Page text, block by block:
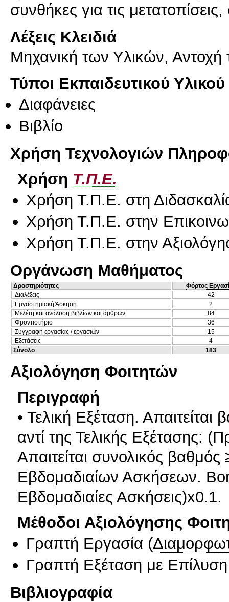
συνθήκες για τις
Λέξεις Κλειδιά
Μηχανική των Υλικών, Αντοχή
Τύποι Εκπαιδευτικού Υλικού
Διαφάνειες
Βιβλίο
Χρήση Τεχνολογιών
Χρήση Τ.Π.Ε.
Χρήση Τ.Π.Ε. στη
Χρήση Τ.Π.Ε. στην
Χρήση Τ.Π.Ε. στην
Οργάνωση Μαθήματος
Δραστηριότητες
Φόρτος
Διαλέξεις
42
Εργαστηριακή Άσκηση
2
Μελέτη και ανάλυση βιβλίων και άρθρων
84
Φροντιστήριο
36
Συγγραφή εργασίας / εργασιών
15
Εξετάσεις
4
Σύνολο
183
Αξιολόγηση Φοιτητών
Περιγραφή
• Τελική Eξέταση.
αντί της Τελικής Εξέτασης:
Απαιτείται συνολικός
Εβδομαδιαίων Ασκήσεων.
Εβδομαδιαίες Ασκήσεις)x0.1.
Μέθοδοι Αξιολόγησης
Γραπτή Εργασία (
Γραπτή Εξέταση με
Βιβλιογραφία